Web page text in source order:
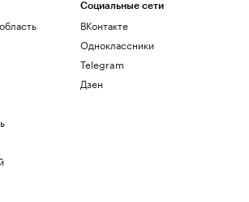
Социальные сети
ВКонтакте
Одноклассники
Telegram
Дзен